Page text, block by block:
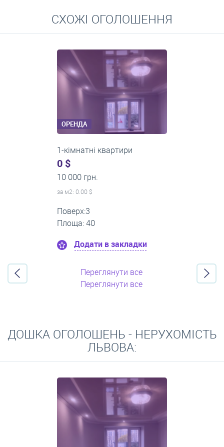
Середні ціни на довготривалу оренду квартир, особняків,
кімнат
СХОЖІ ОГОЛОШЕННЯ
ОРЕНДА
1-кімнатні квартири
0 $
11 200 грн.
за м2: 0.00 $
Поверх:1
Площа: 35
Додати в закладки
Переглянути все
Переглянути все
ДОШКА ОГОЛОШЕНЬ - НЕРУХОМІСТЬ
ЛЬВОВА: